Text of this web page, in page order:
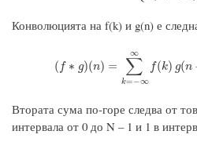
Конволюцията на f(k) и g(n) е
( f ∗ g)(n) = ∑
k=−∞
∞
f(k) g(n
(f∗g)(n)=∑ =− ∞ ∞f(k) g(n−
Втората сума по-горе следва от
интервала от 0 до N – 1 и 1 в